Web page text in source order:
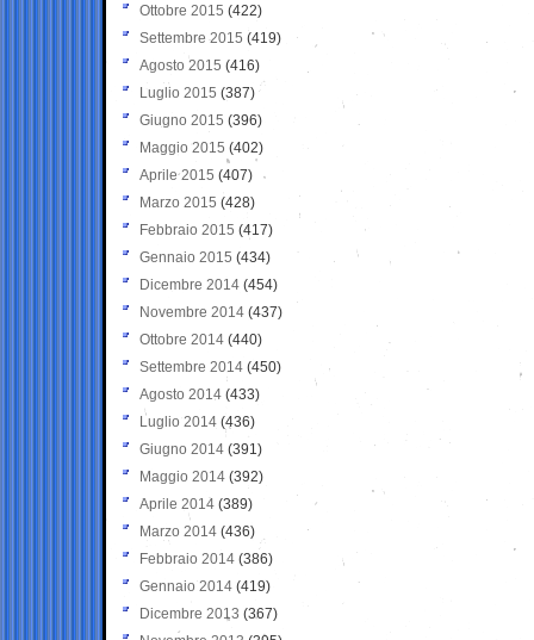
Ottobre 2015 (422)
Settembre 2015 (419)
Agosto 2015 (416)
Luglio 2015 (387)
Giugno 2015 (396)
Maggio 2015 (402)
Aprile 2015 (407)
Marzo 2015 (428)
Febbraio 2015 (417)
Gennaio 2015 (434)
Dicembre 2014 (454)
Novembre 2014 (437)
Ottobre 2014 (440)
Settembre 2014 (450)
Agosto 2014 (433)
Luglio 2014 (436)
Giugno 2014 (391)
Maggio 2014 (392)
Aprile 2014 (389)
Marzo 2014 (436)
Febbraio 2014 (386)
Gennaio 2014 (419)
Dicembre 2013 (367)